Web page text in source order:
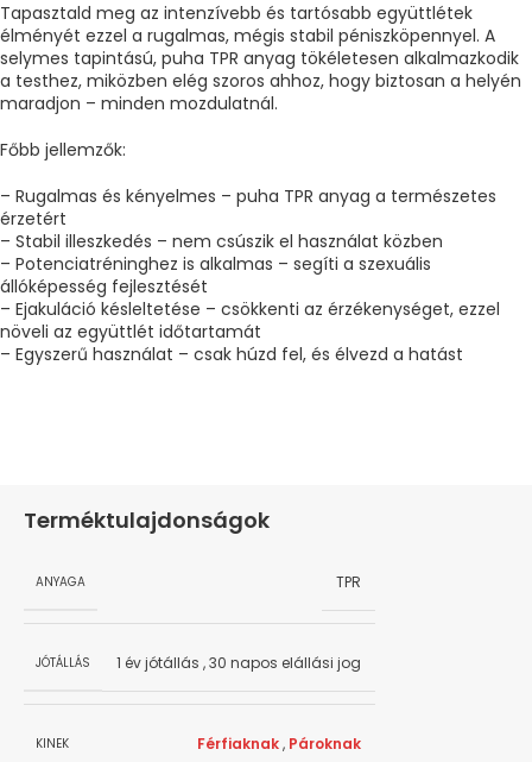
Tapasztald meg az intenzívebb és tartósabb együttlétek
élményét ezzel a rugalmas, mégis stabil péniszköpennyel. A
selymes tapintású, puha TPR anyag tökéletesen alkalmazkodik
a testhez, miközben elég szoros ahhoz, hogy biztosan a helyén
maradjon – minden mozdulatnál.
Főbb jellemzők:
– Rugalmas és kényelmes – puha TPR anyag a természetes
érzetért
– Stabil illeszkedés – nem csúszik el használat közben
– Potenciatréninghez is alkalmas – segíti a szexuális
állóképesség fejlesztését
– Ejakuláció késleltetése – csökkenti az érzékenységet, ezzel
növeli az együttlét időtartamát
– Egyszerű használat – csak húzd fel, és élvezd a hatást
Terméktulajdonságok
ANYAGA TPR
JÓTÁLLÁS 1 év jótállás ,30 napos elállási jog
KINEK Férfiaknak, Pároknak